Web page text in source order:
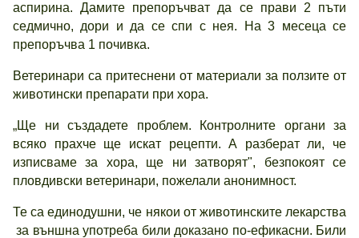
аспирина. Дамите препоръчват да се прави 2 пъти
седмично, дори и да се спи с нея. На 3 месеца се
препоръчва 1 почивка.
Ветеринари са притеснени от материали за ползите от
животински препарати при хора.
„Ще ни създадете проблем. Контролните органи за
всяко прахче ще искат рецепти. А разберат ли, че
изписваме за хора, ще ни затворят", безпокоят се
пловдивски ветеринари, пожелали анонимност.
Те са единодушни, че някои от животинските лекарства
за външна употреба били доказано по-ефикасни. Били